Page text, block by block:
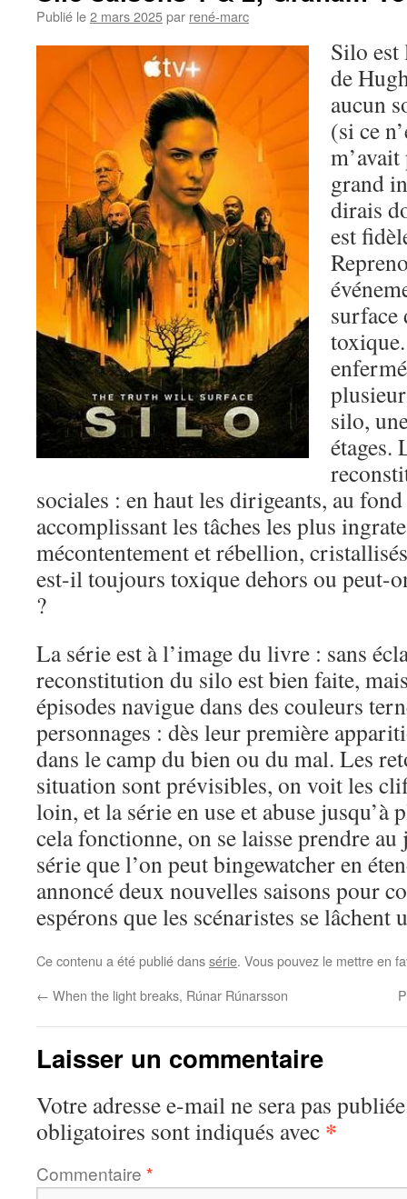
Publié le2 mars 2025par rené-marc
Silo est
de
aucun
(si ce
grand
dirais
est
surface
silo,
étages.
sociales : en haut les dirigeants, au
accomplissant les tâches les plus
mécontentement et rébellion,
est-il toujours toxique dehors ou peut-
?
La série est à l’image du livre : sans
reconstitution du silo est bien faite,
épisodes navigue dans des couleurs
personnages : dès leur première
dans le camp du bien ou du mal. Les
situation sont prévisibles, on voit les
loin, et la série en use et abuse
cela fonctionne, on se laisse prendre
série que l’on peut bingewatcher en
annoncé deux nouvelles saisons pour
espérons que les scénaristes se lâchent
Ce contenu a été publié danssérie. Vous pouvez le mettre en
← When the light breaks, Rúnar Rúnarsson
Laisser un commentaire
Votre adresse e-mail ne sera pas
obligatoires sont indiqués avec *
Commentaire *